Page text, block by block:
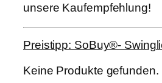
unsere Kaufempfehlung!
Preistipp: SoBuy®-
Keine Produkte gefunden.